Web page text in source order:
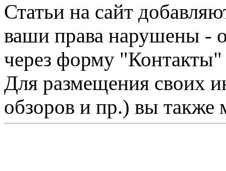
Статьи на сайт
ваши права нарушены -
через форму "Контакты"
Для размещения своих
обзоров и пр.) вы также